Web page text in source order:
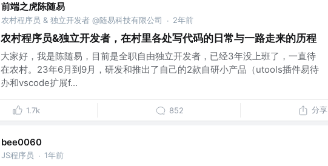
前端之虎陈随易
农村程序员 & 独立开发者 @随易科技有限公司 · 2年前
农村程序员&独立开发者，在村里各处写代码的日常与一路走来的历程
大家好，我是陈随易，目前是全职自由独立开发者，已经3年没上班了，一直待
在农村。23年6月到9月，研发和推出了自己的2款自研小产品（utools插件易待
办和vscode扩展f...
1.7k 852 分享
bee0060
JS程序员 · 1年前